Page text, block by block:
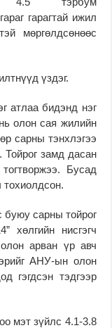
гарагтай ижил
мөргөлдсөнөөс
үздэг.
атлаа бидэнд нэг
олон сая жилийн
сарны тэнхлэгээ
Тойрог замд дасан
Бусад
тохиолдсон.
буюу сарны тойрог
хөлгийн нисгэгч
арван үр авч
АНУ-ын олон
гэгдсэн тэдгээр
мэт зүйлс 4.1-3.8